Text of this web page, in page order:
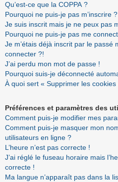
Qu’est-ce que la COPPA ?
Pourquoi ne puis-je pas m’inscrire ?
Je suis inscrit mais je ne peux pas
Pourquoi ne puis-je pas me
Je m’étais déjà inscrit par le
connecter ?!
J’ai perdu mon mot de passe !
Pourquoi suis-je déconnecté
À quoi sert « Supprimer les cookies
Préférences et paramètres des
Comment puis-je modifier mes
Comment puis-je masquer mon
utilisateurs en ligne ?
L’heure n’est pas correcte !
J’ai réglé le fuseau horaire mais
correcte !
Ma langue n’apparaît pas dans la